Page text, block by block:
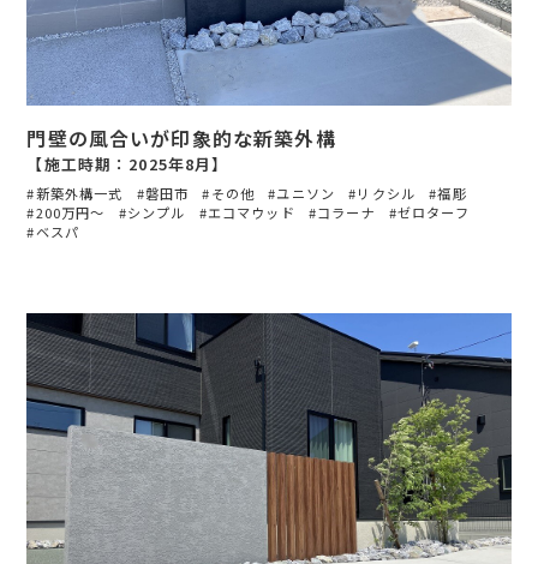
門壁の風合いが印象的な新築外構
【施工時期：2025年8月】
新築外構一式 磐田市 その他 ユニソン リクシル
福彫
200万円〜
シンプル エコマウッド コラーナ
ゼロターフ
ベスパ